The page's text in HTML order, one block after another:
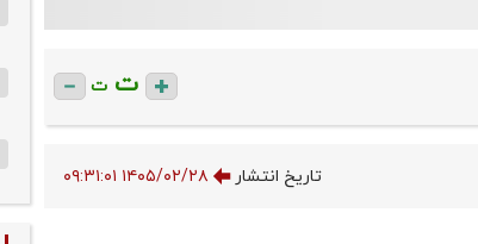
ت ت
تاریخ انتشار ۱۴۰۵/۰۲/۲۸ ۰۹:۳۱:۰۱